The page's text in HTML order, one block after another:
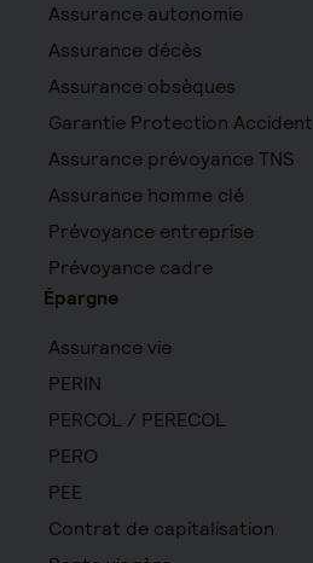
Assurance autonomie
Assurance décès
Assurance obsèques
Garantie Protection Accident
Assurance prévoyance TNS
Assurance homme clé
Prévoyance entreprise
Prévoyance cadre
Épargne
Assurance vie
PERIN
PERCOL / PERECOL
PERO
PEE
Contrat de capitalisation